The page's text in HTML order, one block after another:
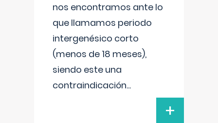
nos encontramos ante lo
que llamamos periodo
intergenésico corto
(menos de 18 meses),
siendo este una
contraindicación...
+